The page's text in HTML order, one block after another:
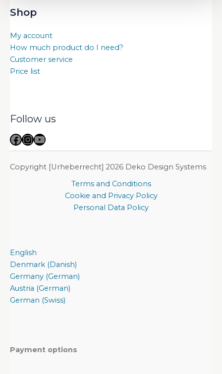
Shop
My account
How much product do I need?
Customer service
Price list
Follow us
Facebook
Instagram
YouTube
Copyright [Urheberrecht] 2026 Deko Design Systems
Terms and Conditions
Cookie and Privacy Policy
Personal Data Policy
English
Denmark (Danish)
Germany (German)
Austria (German)
German (Swiss)
Payment options